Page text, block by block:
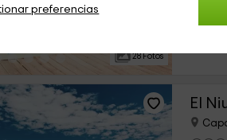
preferencias
28 Fotos
El